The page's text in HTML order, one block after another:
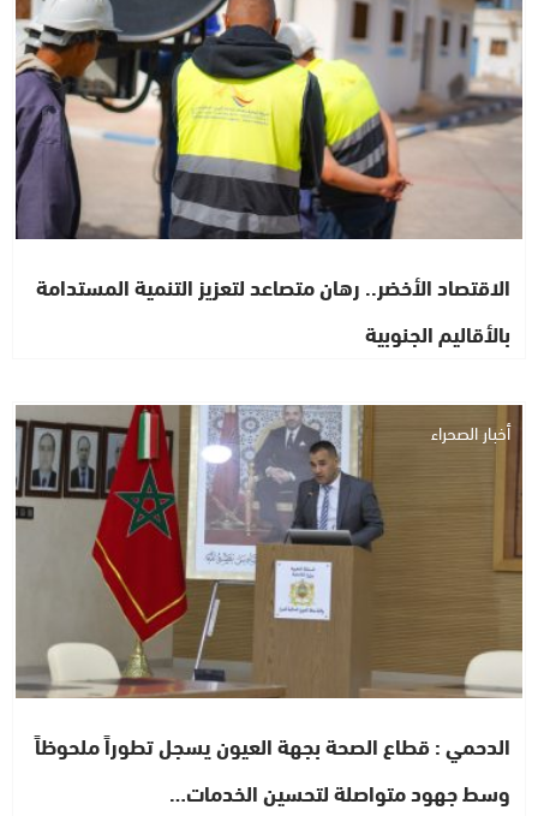
الاقتصاد الأخضر.. رهان متصاعد لتعزيز التنمية المستدامة
بالأقاليم الجنوبية
أخبار الصحراء
الدحمي : قطاع الصحة بجهة العيون يسجل تطوراً ملحوظاً
وسط جهود متواصلة لتحسين الخدمات…